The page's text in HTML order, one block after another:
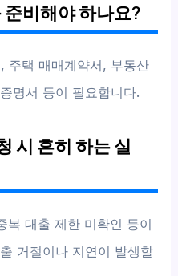
준비해야 하나요?
주택 매매계약서, 부동산
명서 등이 필요합니다.
시 흔히 하는 실
복 대출 제한 미확인 등이
거절이나 지연이 발생할